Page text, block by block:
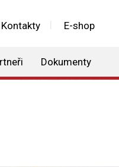
Kontakty E-shop
Dokumenty